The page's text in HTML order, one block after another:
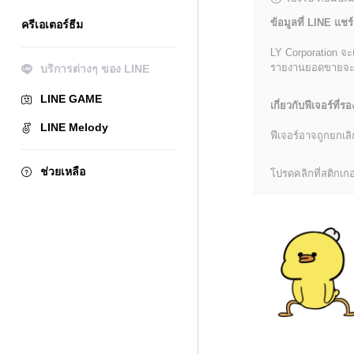
ครีเอเตอร์ธีม
บริการต่างๆ ของ LINE
LINE GAME
LINE Melody
ช่วยเหลือ
ข้อมูลที่ LINE แชร์
LY Corporation
รายงานยอดขาย
เกี่ยวกับฟีเจอร์ที่รอ
ฟีเจอร์อาจถูกยกเ
โปรดคลิกที่สติกเก